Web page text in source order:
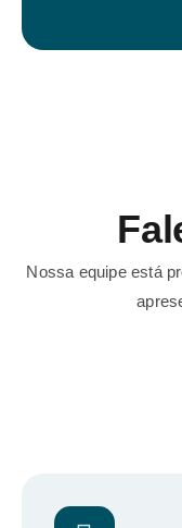
Nossa equipe está